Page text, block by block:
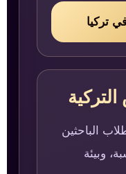
تركيا
الباحثين
وبيئة